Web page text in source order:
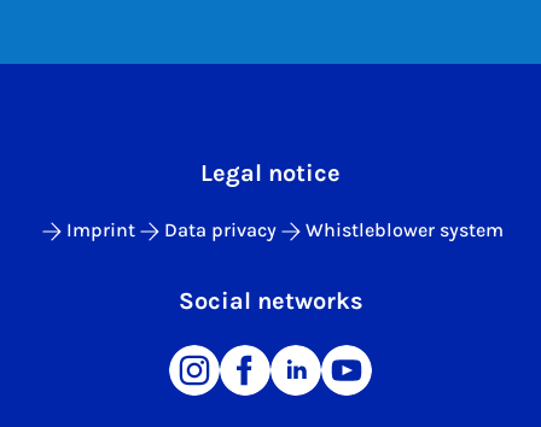
Legal notice
Imprint Data privacy Whistleblower system
Social networks